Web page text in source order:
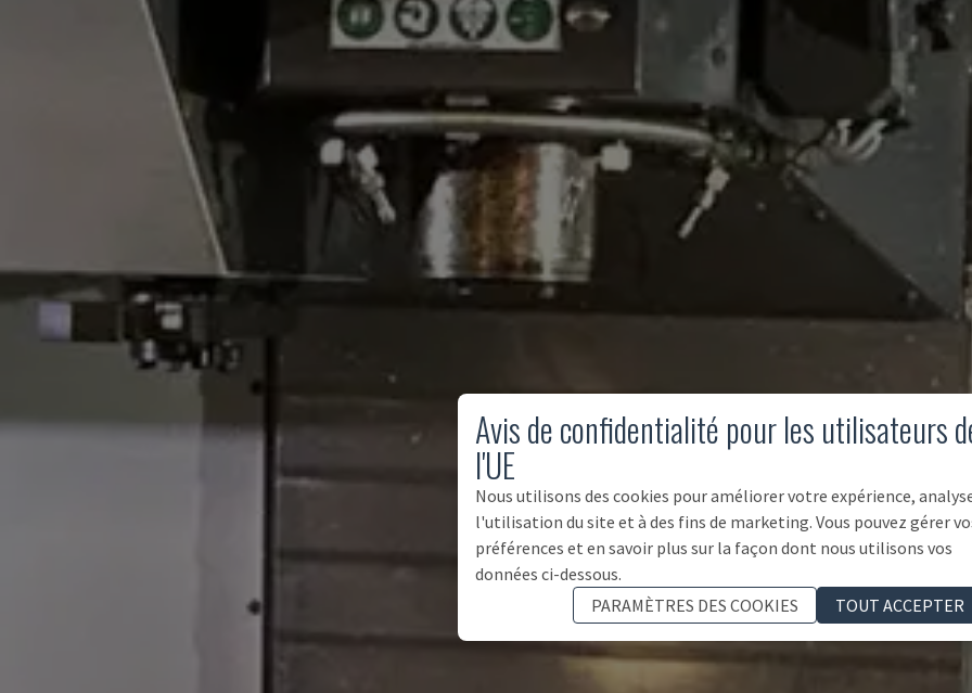
Avis de confidentialité pour les utilisateurs
l'UE
Nous utilisons des cookies pour améliorer votre expérience,
l'utilisation du site et à des fins de marketing. Vous pouvez gérer
préférences et en savoir plus sur la façon dont nous utilisons vos
données ci-dessous.
PARAMÈTRES DES COOKIES
TOUT ACCEPTER